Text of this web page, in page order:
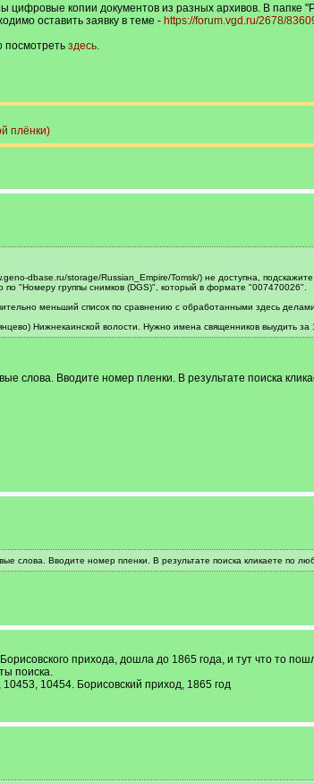
копии документов из разных архивов. В папке
оставить заявку в теме - https://forum.vgd.ru/2678/
посмотреть здесь.
плёнки)
dbase.ru/storage/Russian_Empire/Tomsk/) не доступна,
по "Номеру группы снимков (DGS)", который в формате "007470026".
меньший список по сравнению с обработанными здесь делами.
Нижнекаинской волости. Нужно имена священников выудить за
слова. Вводите номер пленки. В результате поиска
слова. Вводите номер пленки. В результате поиска кликаете по
прихода, дошла до 1865 года, и тут что то
поиска.
10454. Борисовский приход, 1865 год